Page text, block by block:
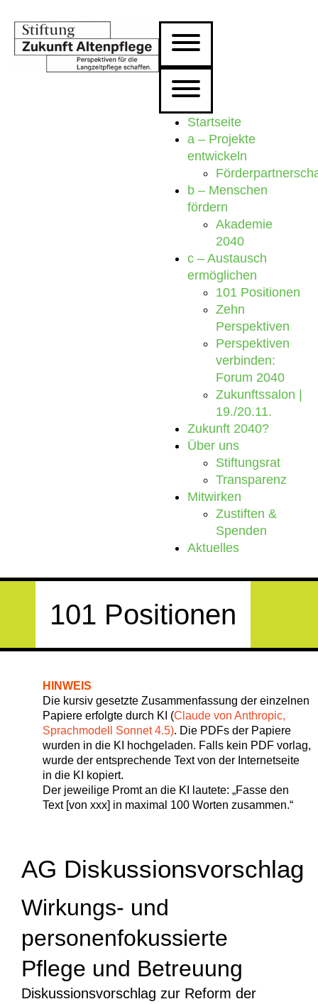
Startseite
a – Projekte
entwickeln
b – Menschen
fördern
Akademie
2040
c – Austausch
ermöglichen
101 Positionen
Zehn
Perspektiven
Perspektiven
verbinden:
Forum 2040
Zukunftssalon |
19./20.11.
Zukunft 2040?
Über uns
Stiftungsrat
Transparenz
Mitwirken
Zustiften &
Spenden
Aktuelles
101 Positionen
HINWEIS
Die kursiv gesetzte Zusammenfassung der einzelnen
Papiere erfolgte durch KI (Claude von Anthropic,
Sprachmodell Sonnet 4.5). Die PDFs der Papiere
wurden in die KI hochgeladen. Falls kein PDF vorlag,
wurde der entsprechende Text von der Internetseite
in die KI kopiert.
Der jeweilige Promt an die KI lautete: „Fasse den
Text [von xxx] in maximal 100 Worten zusammen.“
AG Diskussionsvorschlag
Wirkungs- und
personenfokussierte
Pflege und Betreuung
Diskussionsvorschlag zur Reform der